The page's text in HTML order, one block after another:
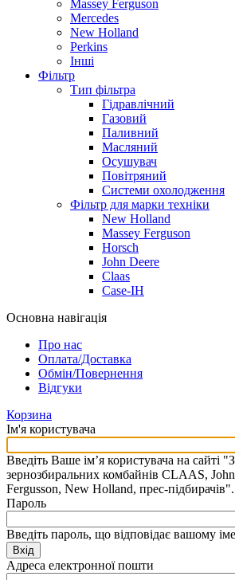
Massey Ferguson
Mercedes
New Holland
Perkins
Інші
Фільтр
Тип фільтра
Гідравлічний
Газовий
Паливний
Масляний
Осушувач
Повітряний
Системи охолодження
Фільтр для марки техніки
New Holland
Massey Ferguson
Horsch
John Deere
Claas
Case-IH
Основна навігація
Про нас
Оплата/Доставка
Обмін/Повернення
Відгуки
Корзина
Ім'я користувача
Введіть Ваше ім’я користувача на сайті
зернозбиральних комбайнів CLAAS,
Fergusson, New Holland, прес-підбирачів".
Пароль
Введіть пароль, що відповідає вашому
Вхід
Адреса електронної пошти